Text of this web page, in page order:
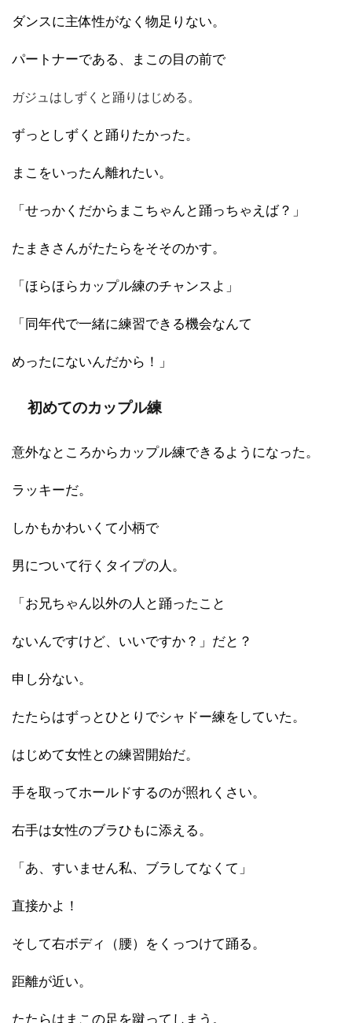
ダンスに主体性がなく物足りない。
パートナーである、まこの目の前で
ガジュはしずくと踊りはじめる。
ずっとしずくと踊りたかった。
まこをいったん離れたい。
「せっかくだからまこちゃんと踊っちゃえば？」
たまきさんがたたらをそそのかす。
「ほらほらカップル練のチャンスよ」
「同年代で一緒に練習できる機会なんて
めったにないんだから！」
初めてのカップル練
意外なところからカップル練できるようになった。
ラッキーだ。
しかもかわいくて小柄で
男について行くタイプの人。
「お兄ちゃん以外の人と踊ったこと
ないんですけど、いいですか？」だと？
申し分ない。
たたらはずっとひとりでシャドー練をしていた。
はじめて女性との練習開始だ。
手を取ってホールドするのが照れくさい。
右手は女性のブラひもに添える。
「あ、すいません私、ブラしてなくて」
直接かよ！
そして右ボディ（腰）をくっつけて踊る。
距離が近い。
たたらはまこの足を蹴ってしまう。